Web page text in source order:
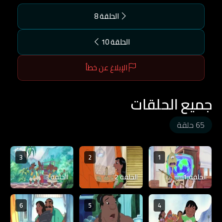
الحلقة 8
الحلقة 10
الإبلاغ عن خطأ
جميع الحلقات
65 حلقة
1
الحلقة 1
2
الحلقة 2
3
الحلقة 3
4
5
6